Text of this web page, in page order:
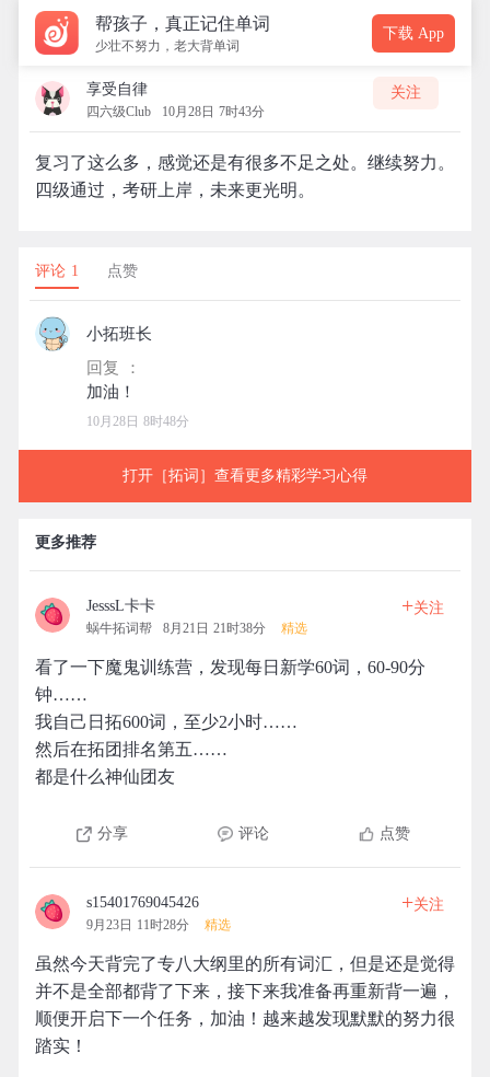
帮孩子，真正记住单词
少壮不努力，老大背单词
下载 App
享受自律
四六级Club 10月28日 7时43分
关注
复习了这么多，感觉还是有很多不足之处。继续努力。
四级通过，考研上岸，未来更光明。
评论 1 点赞
小拓班长
回复 ：
10月28日 8时48分
打开［拓词］查看更多精彩学习心得
更多推荐
JesssL卡卡
蜗牛拓词帮 8月21日 21时38分 精选
+关注
看了一下魔鬼训练营，发现每日新学60词，60-90分
钟……
我自己日拓600词，至少2小时……
然后在拓团排名第五……
都是什么神仙团友
分享 评论 点赞
s15401769045426
9月23日 11时28分 精选
+关注
虽然今天背完了专八大纲里的所有词汇，但是还是觉得
并不是全部都背了下来，接下来我准备再重新背一遍，
顺便开启下一个任务，加油！越来越发现默默的努力很
踏实！